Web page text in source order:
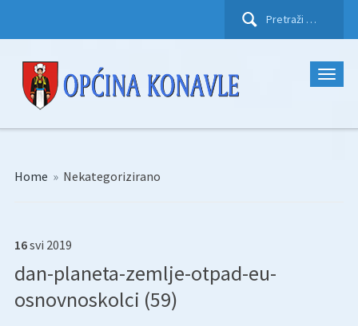
Pretraži:
Home » Nekategorizirano
16svi 2019
dan-planeta-zemlje-otpad-eu-
osnovnoskolci (59)